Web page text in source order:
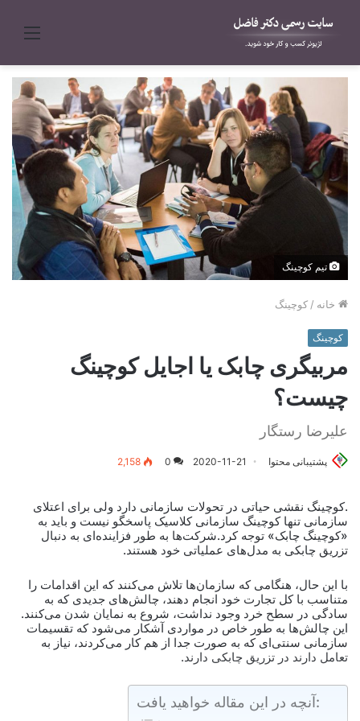
منو
تیم کوچینگ
خانه / کوچینگ
کوچینگ
مربیگری چابک یا اجایل کوچینگ
چیست؟
علیرضا رستگار
پشتیبانی محتوا 2020-11-21
0
2,158
.کوچینگ نقشی حیاتی در تحولات سازمانی دارد ولی برای اعتلای
سازمانی تنها کوچینگ سازمانی کلاسیک پاسخگو نیست و باید به
«کوچینگ چابک» توجه کرد.شرکت‌ها به طور فزاینده‌ای به دنبال
تزریق چابکی به مدل‌های عملیاتی خود هستند.
با این حال، هنگامی که سازمان‌ها تلاش می‌کنند که این اقدامات را
متناسب با کل تجارت خود انجام دهند، چالش‌های جدیدی که به
سادگی در سطح خرد وجود نداشت، شروع به نمایان شدن می‌کنند.
این چالش‌ها به طور خاص در مواردی آشکار می‌شود که تقسیمات
سازمانی سنتی‌ای که به صورت جدا از هم کار می‌کردند، نیاز به
تعامل دارند در تزریق چابکی دارند.
آنچه در این مقاله خواهید یافت: